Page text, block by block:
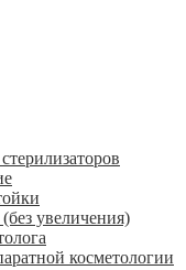
увеличения)
косметологии